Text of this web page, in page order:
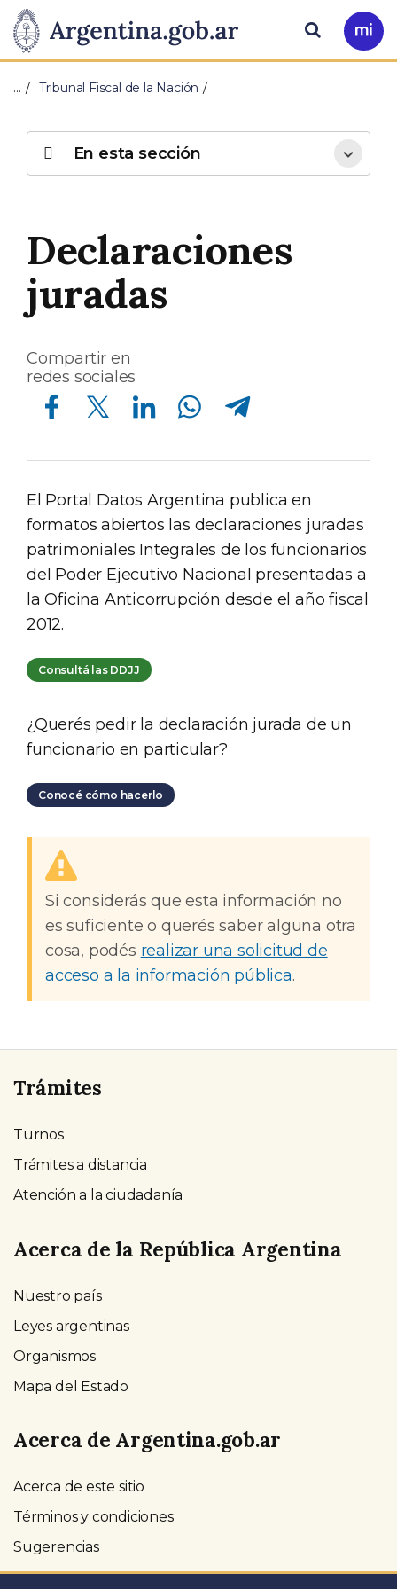
Presidencia
de
Nación
Pasar al contenido principal
Ir
a
Buscar
… Tribunal Fiscal de la Nación
Declaraciones
juradas
Compartir en
redes sociales
Compartir en Facebook Compartir en Twitter Compartir en Linkedin Compartir en Whatsapp Compartir en Telegram
El Portal Datos Argentina publica en
formatos abiertos las declaraciones juradas
patrimoniales Integrales de los funcionarios
del Poder Ejecutivo Nacional presentadas a
la Oficina Anticorrupción desde el año fiscal
2012.
Consultá las DDJJ
¿Querés pedir la declaración jurada de un
funcionario en particular?
Conocé cómo hacerlo
Si considerás que esta información no
es suficiente o querés saber alguna otra
cosa, podés realizar una solicitud de
acceso a la información pública.
En esta sección
Trámites
Turnos
Trámites a distancia
Atención a la ciudadanía
Acerca de la República Argentina
Nuestro país
Leyes argentinas
Organismos
Mapa del Estado
Acerca de Argentina.gob.ar
Acerca de este sitio
Términos y condiciones
Sugerencias